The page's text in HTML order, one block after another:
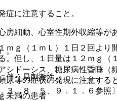
症に注意すること。
細動、心室性期外収縮等が
。
ドーシス、糖尿病性昏睡（
尿等の症状の発現に注意す
、８．５、９．１．６参照〕
ｍｇ（１ｍＬ）１日２回よ
但し、１日量は１２ｍｇ（
伴う易刺激性
未満の患者